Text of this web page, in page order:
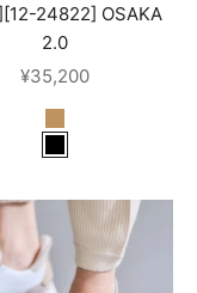
24822] OSAKA
2.0
セール価格
¥35,200
NUTS
SCHWARZ